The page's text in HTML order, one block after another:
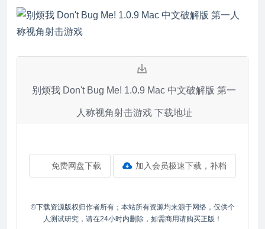
别烦我 Don't Bug Me! 1.0.9 Mac 中文破解版 第一
人称视角射击游戏 下载地址
免费网盘下载 加入会员极速下载，补档
©下载资源版权归作者所有；本站所有资源均来源于网络，仅供个
人测试研究，请在24小时内删除，如需商用请购买正版！